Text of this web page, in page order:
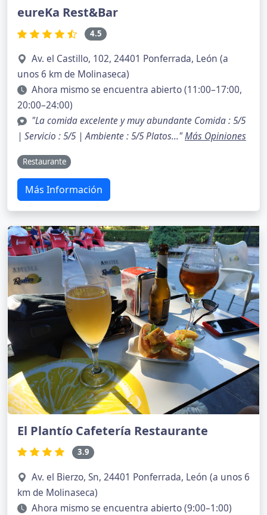
eureKa Rest&Bar
4.5
Av. el Castillo, 102, 24401 Ponferrada, León (a
unos 6 km de Molinaseca)
Ahora mismo se encuentra abierto (11:00–17:00,
20:00–24:00)
"La comida excelente y muy abundante Comida : 5/5
| Servicio : 5/5 | Ambiente : 5/5 Platos..."Más Opiniones
Restaurante
Más Información
El Plantío Cafetería Restaurante
3.9
Av. el Bierzo, Sn, 24401 Ponferrada, León (a unos 6
km de Molinaseca)
Ahora mismo se encuentra abierto (9:00–1:00)